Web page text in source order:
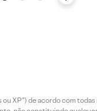
XP”) de acordo com